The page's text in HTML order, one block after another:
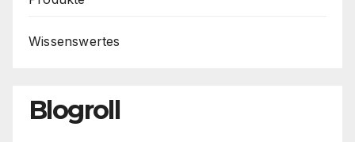
Wissenswertes
Blogroll